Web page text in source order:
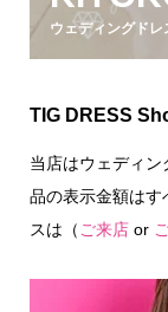
ウェディングド
TIG DRESS
当店はウェディ
品の表示金額はす
スは（ ご来店or